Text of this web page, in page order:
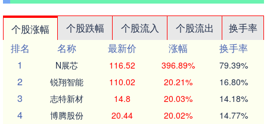
个股涨幅 个股跌幅 个股流入 个股流出
换手率
排名
名称 最新价 涨幅
换手率
1
N展芯 116.52 396.89% 79.39%
2 锐翔智能 110.02 20.21% 16.80%
3 志特新材 14.8 20.03% 14.18%
4 博腾股份 20.44 20.02% 14.77%